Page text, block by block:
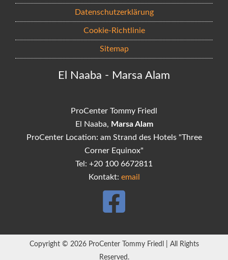
Datenschutzerklärung
Cookie-Richtlinie
Sitemap
El Naaba - Marsa Alam
ProCenter Tommy Friedl
El Naaba, Marsa Alam
ProCenter Location: am Strand des Hotels "Three
Corner Equinox"
Tel: +20 100 6672811
Kontakt: email
Copyright © 2026 ProCenter Tommy Friedl | All Rights
Reserved.